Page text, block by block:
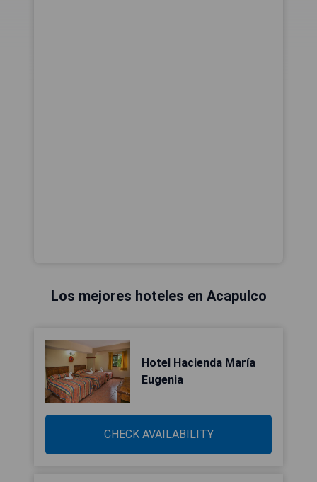
Los mejores hoteles en Acapulco
Hotel Hacienda María
Eugenia
CHECK AVAILABILITY